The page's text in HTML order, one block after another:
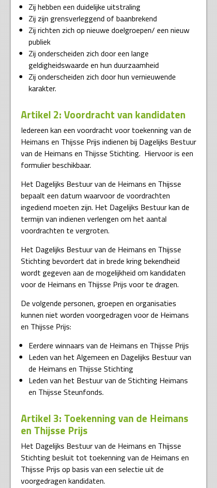
Zij hebben een duidelijke uitstraling
Zij zijn grensverleggend of baanbrekend
Zij richten zich op nieuwe doelgroepen/ een nieuw
publiek
Zij onderscheiden zich door een lange
geldigheidswaarde en hun duurzaamheid
Zij onderscheiden zich door hun vernieuwende
karakter.
Artikel 2: Voordracht van kandidaten
Iedereen kan een voordracht voor toekenning van de
Heimans en Thijsse Prijs indienen bij Dagelijks Bestuur
van de Heimans en Thijsse Stichting. Hiervoor is een
formulier beschikbaar.
Het Dagelijks Bestuur van de Heimans en Thijsse
bepaalt een datum waarvoor de voordrachten
ingediend moeten zijn. Het Dagelijks Bestuur kan de
termijn van indienen verlengen om het aantal
voordrachten te vergroten.
Het Dagelijks Bestuur van de Heimans en Thijsse
Stichting bevordert dat in brede kring bekendheid
wordt gegeven aan de mogelijkheid om kandidaten
voor de Heimans en Thijsse Prijs voor te dragen.
De volgende personen, groepen en organisaties
kunnen niet worden voorgedragen voor de Heimans
en Thijsse Prijs:
Eerdere winnaars van de Heimans en Thijsse Prijs
Leden van het Algemeen en Dagelijks Bestuur van
de Heimans en Thijsse Stichting
Leden van het Bestuur van de Stichting Heimans
en Thijsse Steunfonds.
Artikel 3: Toekenning van de Heimans
en Thijsse Prijs
Het Dagelijks Bestuur van de Heimans en Thijsse
Stichting besluit tot toekenning van de Heimans en
Thijsse Prijs op basis van een selectie uit de
voorgedragen kandidaten.